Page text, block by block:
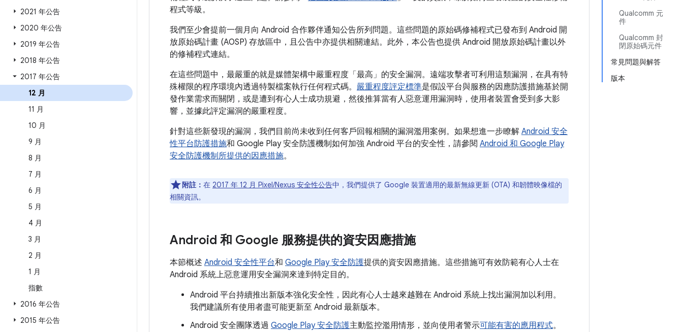
2021 年公告
2020 年公告
2019 年公告
2018 年公告
2017 年公告
12 月
11 月
10 月
9 月
8 月
7 月
6 月
5 月
4 月
3 月
2 月
1 月
指數
2016 年公告
2015 年公告
Qualcomm 元
件
Qualcomm 封
閉原始碼元件
常見問題與解答
版本
程式等級。
我們至少會提前一個月向 Android 合作夥伴通知公告所列問題。這些問題的原始碼修補程式已發布到 Android 開
放原始碼計畫 (AOSP) 存放區中，且公告中亦提供相關連結。此外，本公告也提供 Android 開放原始碼計畫以外
的修補程式連結。
在這些問題中，最嚴重的就是媒體架構中嚴重程度「最高」的安全漏洞。遠端攻擊者可利用這類漏洞，在具有特
殊權限的程序環境內透過特製檔案執行任何程式碼。 嚴重程度評定標準是假設平台與服務的因應防護措施基於開
發作業需求而關閉，或是遭到有心人士成功規避，然後推算當有人惡意運用漏洞時，使用者裝置會受到多大影
響，並據此評定漏洞的嚴重程度。
針對這些新發現的漏洞，我們目前尚未收到任何客戶回報相關的漏洞濫用案例。如果想進一步瞭解 Android 安全
性平台防護措施和 Google Play 安全防護機制如何加強 Android 平台的安全性，請參閱 Android 和 Google Play
安全防護機制所提供的因應措施。
附註： 在 2017 年 12 月 Pixel/Nexus 安全性公告中，我們提供了 Google 裝置適用的最新無線更新 (OTA) 和韌體映像檔的
相關資訊。
Android 和 Google 服務提供的資安因應措施
本節概述 Android 安全性平台和 Google Play 安全防護提供的資安因應措施。這些措施可有效防範有心人士在
Android 系統上惡意運用安全漏洞來達到特定目的。
Android 平台持續推出新版本強化安全性，因此有心人士越來越難在 Android 系統上找出漏洞加以利用。
我們建議所有使用者盡可能更新至 Android 最新版本。
Android 安全團隊透過 Google Play 安全防護主動監控濫用情形，並向使用者警示可能有害的應用程式。